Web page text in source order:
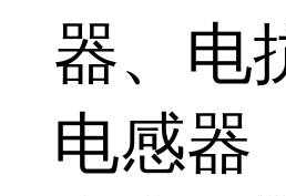
器、电
电感器